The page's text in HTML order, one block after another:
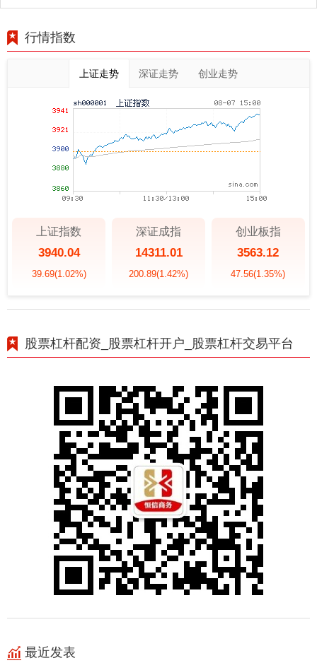
行情指数
上证走势 深证走势 创业走势
上证指数
3940.04
39.69(1.02%)
深证成指
14311.01
200.89(1.42%)
创业板指
3563.12
47.56(1.35%)
股票杠杆配资_股票杠杆开户_股票杠杆交易平台
最近发表